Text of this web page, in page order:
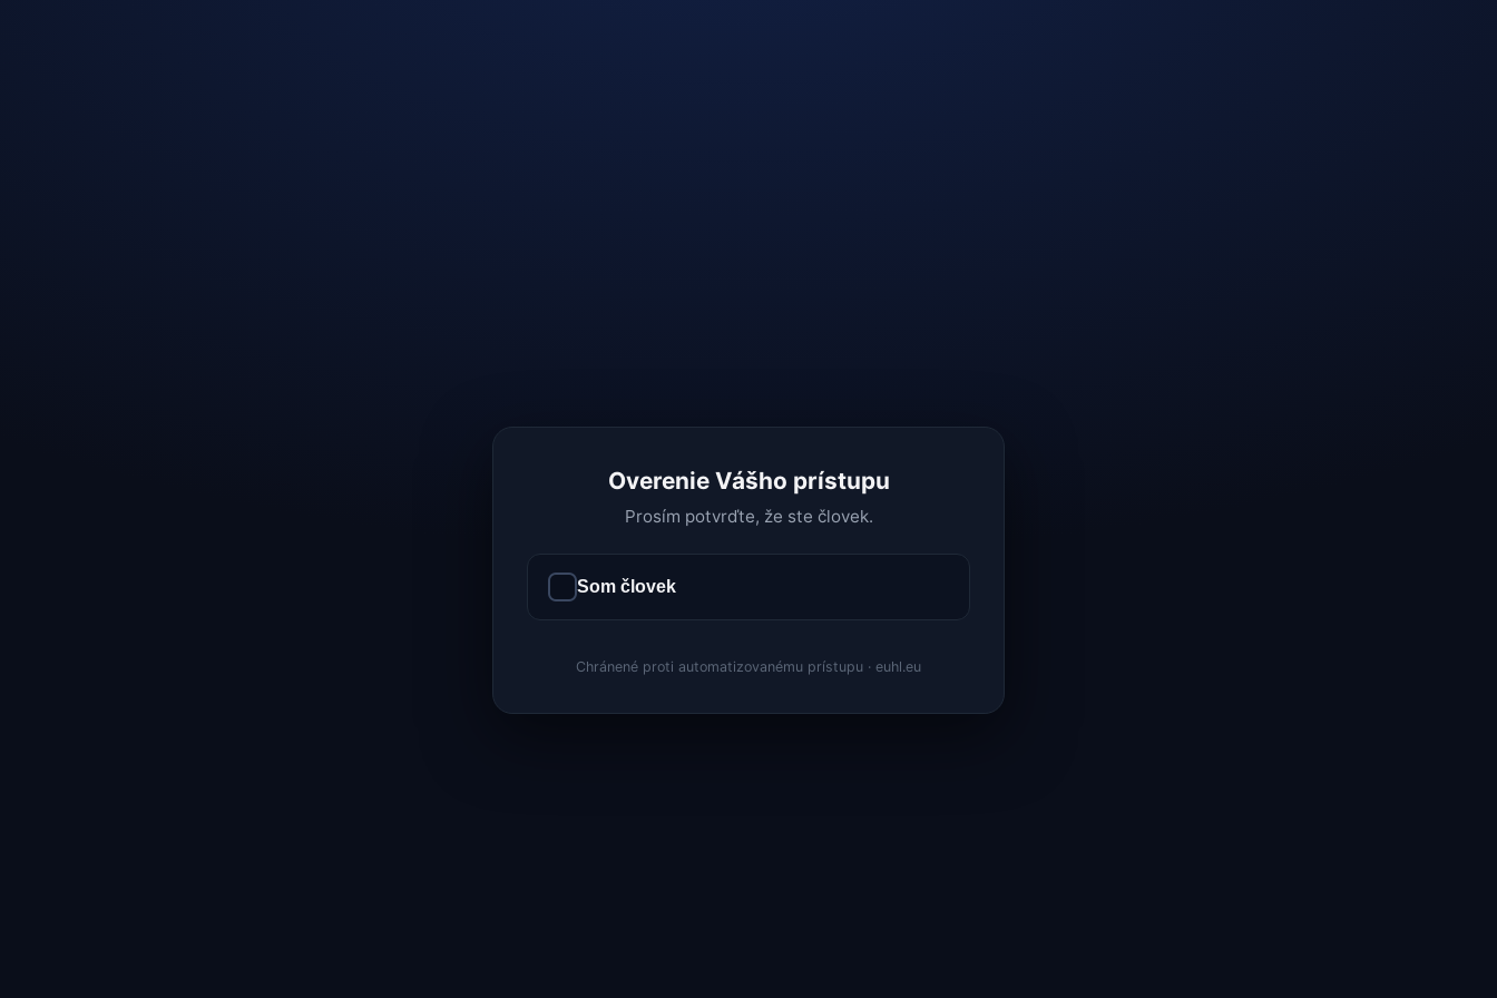
Overenie Vášho prístupu
Prosím potvrďte, že ste človek.
Som človek
Chránené proti automatizovanému prístupu · euhl.eu